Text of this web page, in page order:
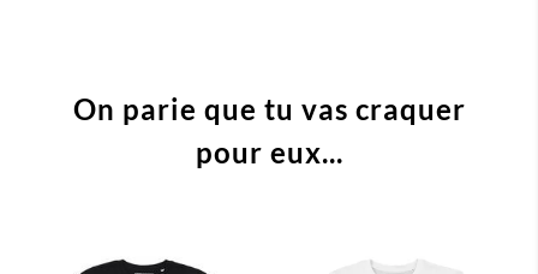
On parie que tu vas craquer
pour eux...